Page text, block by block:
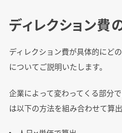
ディレクション費
ディレクション費が具体的にど
についてご説明いたします。
企業によって変わってくる部分
は以下の方法を組み合わせて算出